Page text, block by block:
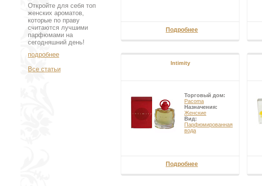
Откройте для себя топ
женских ароматов,
которые по праву
считаются лучшими
парфюмами на
сегодняшний день!
подробнее
Все статьи
Подробнее
Intimity
Торговый дом:
Pacoma
Назначения:
Женские
Вид:
Парфюмированная
вода
Подробнее